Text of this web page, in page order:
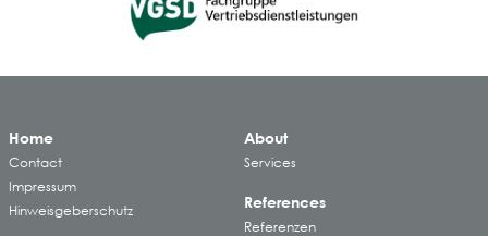
Home
Contact
Impressum
Hinweisgeberschutz
About
Services
References
Referenzen